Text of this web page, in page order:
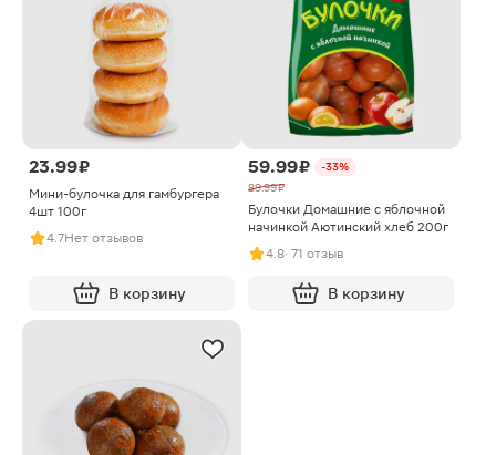
23.99 ₽
Мини-булочка для гамбургера
4шт 100г
4.7Нет отзывов
В корзину
59.99 ₽
-33%
89.99 ₽
Булочки Домашние с яблочной
начинкой Аютинский хлеб 200г
4.8· 71 отзыв
В корзину